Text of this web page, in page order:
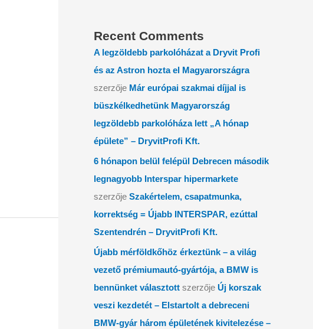
Recent Comments
A legzöldebb parkolóházat a Dryvit Profi
és az Astron hozta el Magyarországra
szerzője Már európai szakmai díjjal is
büszkélkedhetünk Magyarország
legzöldebb parkolóháza lett „A hónap
épülete” – DryvitProfi Kft.
6 hónapon belül felépül Debrecen második
legnagyobb Interspar hipermarkete
szerzője Szakértelem, csapatmunka,
korrektség = Újabb INTERSPAR, ezúttal
Szentendrén – DryvitProfi Kft.
Újabb mérföldkőhöz érkeztünk – a világ
vezető prémiumautó-gyártója, a BMW is
bennünket választott szerzője Új korszak
veszi kezdetét – Elstartolt a debreceni
BMW-gyár három épületének kivitelezése –